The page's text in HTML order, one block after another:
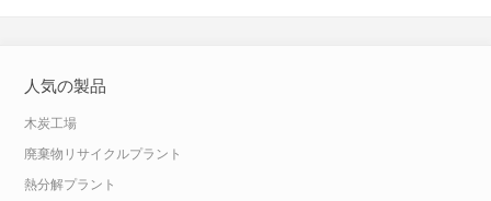
人気の製品
木炭工場
廃棄物リサイクルプラント
熱分解プラント